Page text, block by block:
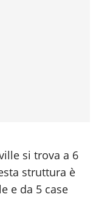
si trova a 6
struttura è
e da 5 case